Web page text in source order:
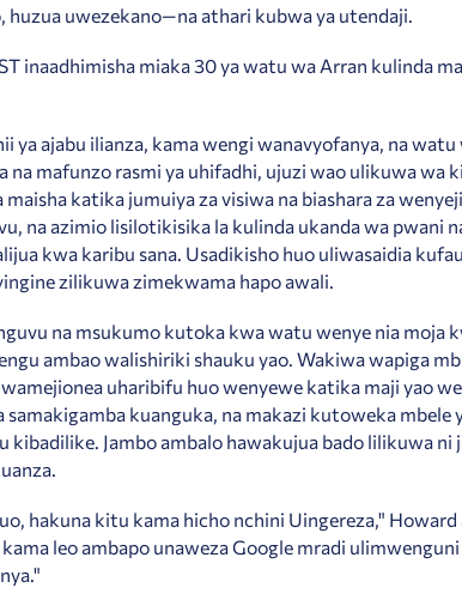
huzua uwezekano—na athari kubwa ya utendaji.
inaadhimisha miaka 30 ya watu wa Arran kulinda
ya ajabu ilianza, kama wengi wanavyofanya, na
na mafunzo rasmi ya uhifadhi, ujuzi wao ulikuwa wa
maisha katika jumuiya za visiwa na biashara za
na azimio lisilotikisika la kulinda ukanda wa pwani
kwa karibu sana. Usadikisho huo uliwasaidia
zilikuwa zimekwama hapo awali.
na msukumo kutoka kwa watu wenye nia moja
ambao walishiriki shauku yao. Wakiwa wapiga
uharibifu huo wenyewe katika maji yao
samakigamba kuanguka, na makazi kutoweka mbele
kibadilike. Jambo ambalo hawakujua bado lilikuwa ni
hakuna kitu kama hicho nchini Uingereza," Howard
leo ambapo unaweza Google mradi